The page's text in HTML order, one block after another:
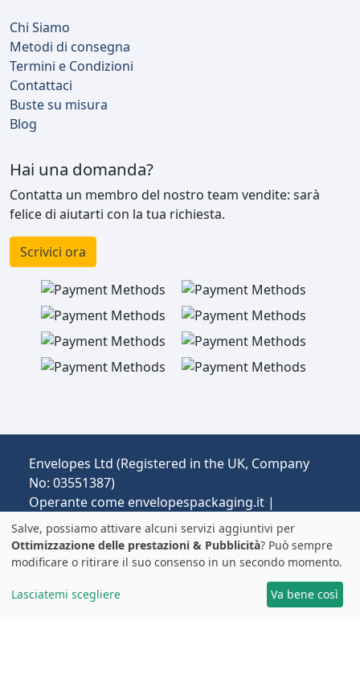
Chi Siamo
Metodi di consegna
Termini e Condizioni
Contattaci
Buste su misura
Blog
Hai una domanda?
Contatta un membro del nostro team vendite: sarà
felice di aiutarti con la tua richiesta.
Scrivici ora
Envelopes Ltd (Registered in the UK, Company
No: 03551387)
Operante come envelopespackaging.it |
Spedizione dal Regno Unito all'Italia.
Prezzi in EUR | Dazi e IVA possono essere
applicati.
Salve, possiamo attivare alcuni servizi aggiuntivi per
Ottimizzazione delle prestazioni & Pubblicità? Può sempre
modificare o ritirare il suo consenso in un secondo momento.
Lasciatemi scegliere Va bene così